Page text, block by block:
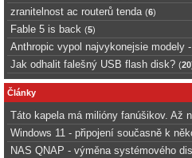
zranitelnost ac routerů tenda (6)
Fable 5 is back (5)
Anthropic vypol najvykonejsie modely
Jak odhalit falešný USB flash disk? (20
Články
Táto kapela má milióny fanúšikov. Až
Windows 11 - připojení současně k
NAS QNAP - výměna systémového